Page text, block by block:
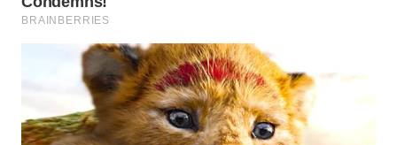
LABUHANBATU
TAPANULI
TENGAH